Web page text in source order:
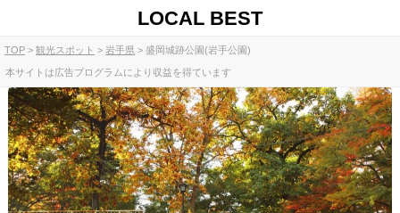
LOCAL BEST
TOP 観光スポット 岩手県 盛岡城跡公園(岩手公園)
本サイトは広告プログラムにより収益を得ています